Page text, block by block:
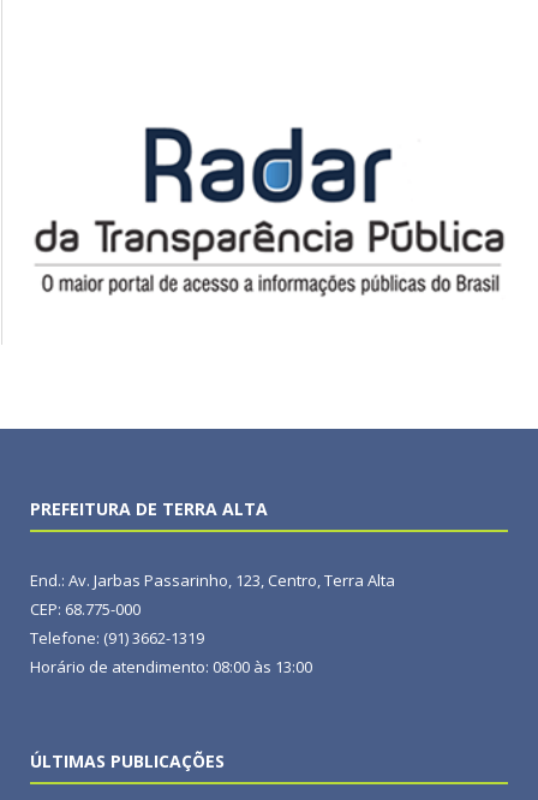
PREFEITURA DE TERRA ALTA
End.: Av. Jarbas Passarinho, 123, Centro, Terra Alta
CEP: 68.775-000
Telefone: (91) 3662-1319
Horário de atendimento: 08:00 às 13:00
ÚLTIMAS PUBLICAÇÕES